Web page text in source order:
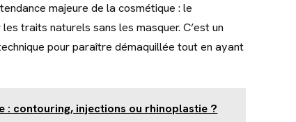
majeure de la cosmétique : le
traits naturels sans les masquer. C’est un
pour paraître démaquillée tout en ayant
: contouring, injections ou rhinoplastie ?